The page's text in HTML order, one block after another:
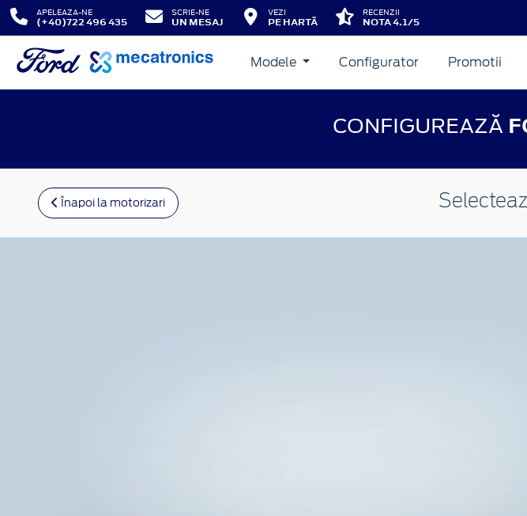
APELEAZA-NE
(+40)722 496 435
SCRIE-NE
UN MESAJ
VEZI
PE HARTĂ
RECENZII
NOTA 4.1/5
Modele Configurator Promotii
CONFIGUREAZĂ
Înapoi la motorizari